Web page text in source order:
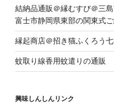
結納品通販＠縁むすび＠三
富士市静岡県東部の関東式
縁起商店＠招き猫ふくろう
蚊取り線香用蚊遣りの通販
興味しんしんリンク